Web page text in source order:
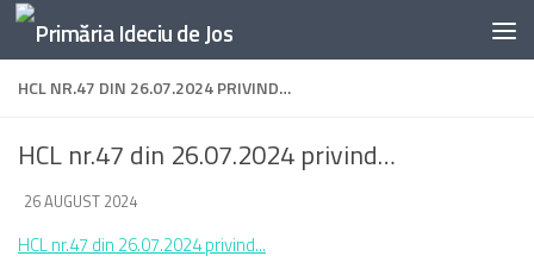
Skip to content
HCL NR.47 DIN 26.07.2024 PRIVIND…
HCL nr.47 din 26.07.2024 privind…
DE·
26 AUGUST 2024
HCL nr.47 din 26.07.2024 privind...